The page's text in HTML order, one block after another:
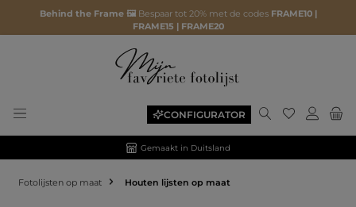
Behind the Frame 🖼️ Bespaar tot 20% met de codes FRAME10 |
FRAME15 | FRAME20
CONFIGURATOR
Gemaakt in Duitsland
Fotolijsten op maat Houten lijsten op maat